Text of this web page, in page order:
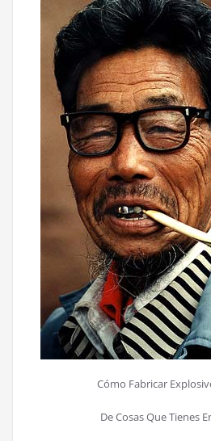
Cómo Fabricar
De Cosas Que Tienes